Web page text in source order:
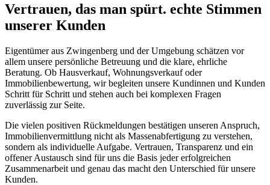
Vertrauen, das man spürt. echte Stimmen
unserer Kunden
Eigentümer aus Zwingenberg und der Umgebung schätzen vor
allem unsere persönliche Betreuung und die klare, ehrliche
Beratung. Ob Hausverkauf, Wohnungsverkauf oder
Immobilienbewertung, wir begleiten unsere Kundinnen und Kunden
Schritt für Schritt und stehen auch bei komplexen Fragen
zuverlässig zur Seite.
Die vielen positiven Rückmeldungen bestätigen unseren Anspruch,
Immobilienvermittlung nicht als Massenabfertigung zu verstehen,
sondern als individuelle Aufgabe. Vertrauen, Transparenz und ein
offener Austausch sind für uns die Basis jeder erfolgreichen
Zusammenarbeit und genau das macht den Unterschied für unsere
Kunden.